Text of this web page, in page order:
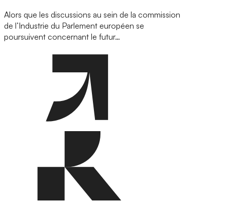
Alors que les discussions au sein de la commission
de l’Industrie du Parlement européen se
poursuivent concernant le futur…